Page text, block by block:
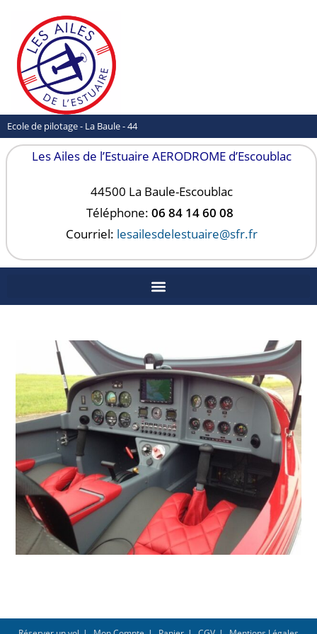
Ecole de pilotage - La Baule - 44
Les Ailes de l’Estuaire AERODROME d’Escoublac
44500 La Baule-Escoublac
Téléphone: 06 84 14 60 08
Courriel: lesailesdelestuaire@sfr.fr